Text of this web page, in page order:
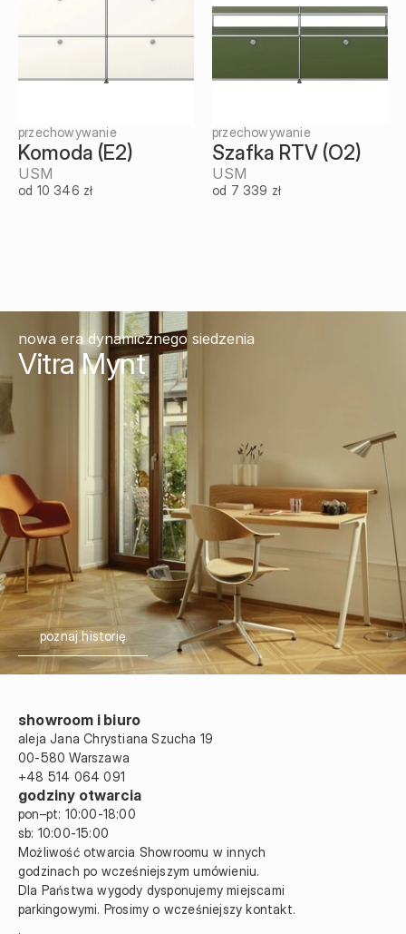
przechowywanie
Komoda (E2)
USM
od 10 346 zł
przechowywanie
Szafka RTV (O2)
USM
od 7 339 zł
nowa era dynamicznego siedzenia
Vitra Mynt
poznaj historię
showroom i biuro
aleja Jana Chrystiana Szucha 19
00-580 Warszawa
+48 514 064 091
godziny otwarcia
pon–pt: 10:00-18:00
sb: 10:00-15:00
Możliwość otwarcia Showroomu w innych
godzinach po wcześniejszym umówieniu.
Dla Państwa wygody dysponujemy miejscami
parkingowymi. Prosimy o wcześniejszy kontakt.